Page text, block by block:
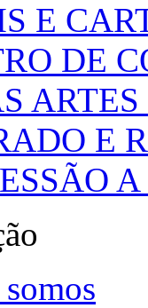
E
DE
ARTES
E